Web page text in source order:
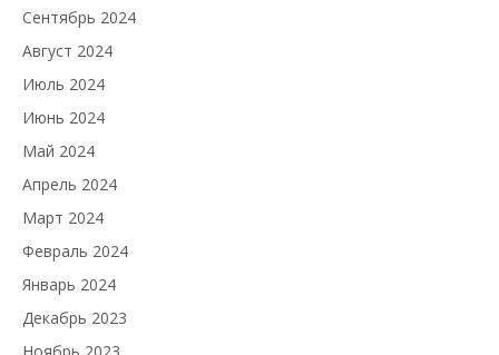
Сентябрь 2024
Август 2024
Июль 2024
Июнь 2024
Май 2024
Апрель 2024
Март 2024
Февраль 2024
Январь 2024
Декабрь 2023
Ноябрь 2023